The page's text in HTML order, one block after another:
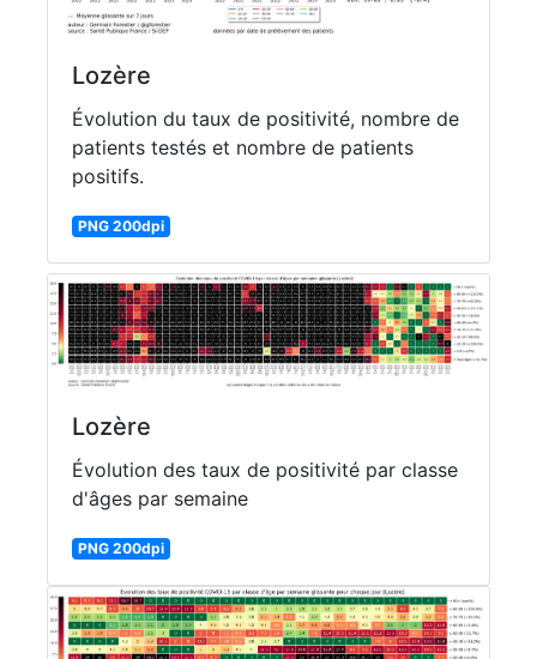
Lozère
Évolution du taux de positivité, nombre de
patients testés et nombre de patients
positifs.
PNG 200dpi
Lozère
Évolution des taux de positivité par classe
d'âges par semaine
PNG 200dpi